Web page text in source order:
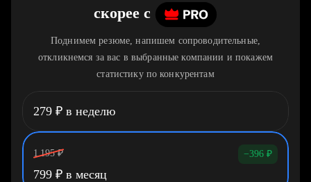
скорее c
Поднимем резюме, напишем сопроводительные,
откликнемся за вас в выбранные компании и покажем
статистику по конкурентам
279 ₽ в неделю
1 195 ₽ −396 ₽
799 ₽ в месяц